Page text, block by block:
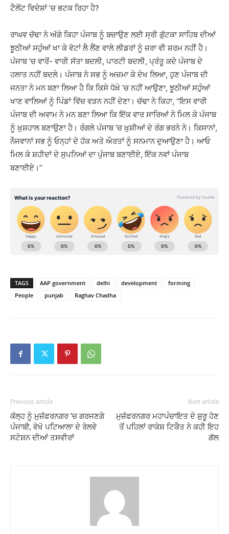
ਟੈਲੇਂਟ ਵਿਦੇਸ਼ਾਂ ’ਚ ਭਟਕ ਰਿਹਾ ਹੈ?
ਰਾਘਵ ਚੱਢਾ ਨੇ ਅੱਗੇ ਕਿਹਾ ਪੰਜਾਬ ਨੂੰ ਬਚਾਉਣ ਲਈ ਸ੍ਰੀ ਗੁੱਟਕਾ ਸਾਹਿਬ ਦੀਆਂ
ਝੂਠੀਆਂ ਸਹੁੰਆਂ ਖਾ ਕੇ ਵੋਟਾਂ ਲੈ ਲੈਂਣ ਵਾਲੇ ਲੀਡਰਾਂ ਨੂੰ ਜ਼ਰਾ ਵੀ ਸ਼ਰਮ ਨਹੀਂ ਹੈ।
ਪੰਜਾਬ ’ਚ ਵਾਰੋਂ- ਵਾਰੀ ਸੱਤਾ ਬਦਲੀ, ਪਾਰਟੀ ਬਦਲੀ, ਪ੍ਰੰਤੂ ਕਦੇ ਪੰਜਾਬ ਦੇ
ਹਲਾਤ ਨਹੀਂ ਬਦਲੇ। ਪੰਜਾਬ ਨੇ ਸਭ ਨੂੰ ਅਜ਼ਮਾ ਕੇ ਦੇਖ ਲਿਆ, ਹੁਣ ਪੰਜਾਬ ਦੀ
ਜਨਤਾ ਨੇ ਮਨ ਬਣਾ ਲਿਆ ਹੈ ਕਿ ਕਿਸੇ ਧੋਖ਼ੇ ’ਚ ਨਹੀਂ ਆਉਣਾ, ਝੂਠੀਆਂ ਸਹੁੰਆਂ
ਖਾਣ ਵਾਲਿਆਂ ਨੂੰ ਪਿੰਡਾਂ ਵਿੱਚ ਵੜਨ ਨਹੀਂ ਦੇਣਾ। ਚੱਢਾ ਨੇ ਕਿਹਾ, ‘‘ਇਸ ਵਾਰੀ
ਪੰਜਾਬ ਦੀ ਅਵਾਮ ਨੇ ਮਨ ਬਣਾ ਲਿਆ ਕਿ ਇੱਕ ਵਾਰ ਸਾਰਿਆਂ ਨੇ ਮਿਲ ਕੇ ਪੰਜਾਬ
ਨੂੰ ਖ਼ੁਸ਼ਹਾਲ ਬਣਾਉਣਾ ਹੈ। ਰੰਗਲੇ ਪੰਜਾਬ ’ਚ ਖ਼ੁਸ਼ੀਆਂ ਦੇ ਰੰਗ ਭਰਨੇ ਨੇ। ਕਿਸਾਨਾਂ,
ਨੌਜਵਾਨਾਂ ਸਭ ਨੂੰ ਓਨ੍ਹਾਂ ਦੇ ਹੱਕ ਅਤੇ ਔਰਤਾਂ ਨੂੰ ਸਨਮਾਨ ਦੁਆਉਣਾ ਹੈ। ਆਓ
ਮਿਲ ਕੇ ਸ਼ਹੀਦਾਂ ਦੇ ਸੁਪਨਿਆਂ ਦਾ ਪੁੰਜਾਬ ਬਣਾਈਏ, ਇੱਕ ਨਵਾਂ ਪੰਜਾਬ
ਬਣਾਈਏ।’’
TAGS AAP government delhi development
forming
People
punjab Raghav Chadha
Previous article
ਕੱਲ੍ਹ ਨੂੰ ਮੁਜ਼ੱਫਰਨਗਰ ‘ਚ ਗਰਜਣਗੇ
ਪੰਜਾਬੀ, ਵੇਖੋ ਪਟਿਆਲਾ ਦੇ ਰੇਲਵੇ
ਸਟੇਸ਼ਨ ਦੀਆਂ ਤਸਵੀਰਾਂ
Next article
ਮੁਜ਼ੱਫਰਨਗਰ ਮਹਾਪੰਚਾਇਤ ਦੇ ਸ਼ੁਰੂ ਹੋਣ
ਤੋਂ ਪਹਿਲਾਂ ਰਾਕੇਸ਼ ਟਿਕੈਤ ਨੇ ਕਹੀ ਇਹ
ਗੱਲ